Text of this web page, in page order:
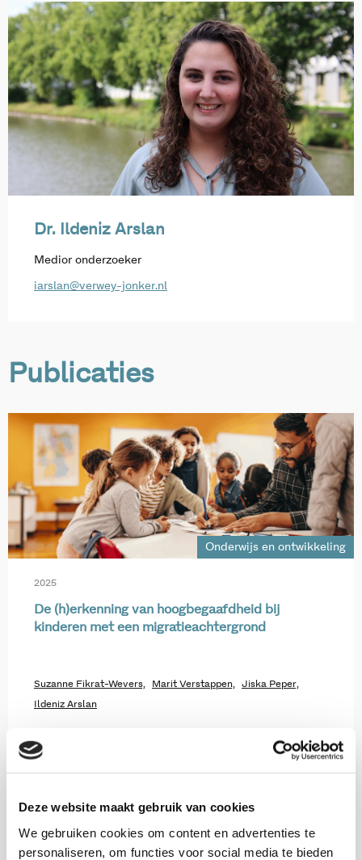
Deze website maakt gebruik van cookies
We gebruiken cookies om content en advertenties te
personaliseren, om functies voor social media te bieden
Dr. Ildeniz Arslan
Medior onderzoeker
iarslan@verwey-jonker.nl
Publicaties
Onderwijs en ontwikkeling
2025
De (h)erkenning van hoogbegaafdheid bij
kinderen met een migratieachtergrond
Suzanne Fikrat-Wevers, Marit Verstappen, Jiska Peper,
Ildeniz Arslan